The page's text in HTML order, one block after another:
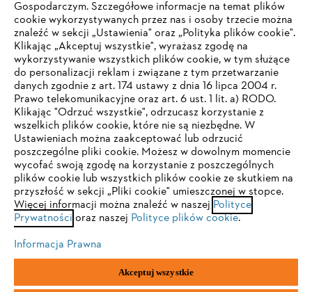
Firma
STIHL FAQ
Serwis
Polityka prywatności Wskazówki prawne Cookies
Informacje prawne
"ANDREAS STIHL" SP. Z O.O. z siedzibą w Sadach, 62-080 Tarnowo
TWOJA PRZEGLĄDARKA NIE JEST
OBSŁUGIWANA
Korzystasz z przeglądarki, której jeszcze nie obsługujemy. W
celu optymalnego korzystania z naszej strony zalecamy
przejście do jednej z następujących przeglądarek:
Firefox Chrome
Gospodarczym. Szczegółowe informacje na temat plików
cookie wykorzystywanych przez nas i osoby trzecie można
znaleźć w sekcji „Ustawienia" oraz „Polityka plików cookie".
Klikając „Akceptuj wszystkie", wyrażasz zgodę na
wykorzystywanie wszystkich plików cookie, w tym służące
do personalizacji reklam i związane z tym przetwarzanie
danych zgodnie z art. 174 ustawy z dnia 16 lipca 2004 r.
Prawo telekomunikacyjne oraz art. 6 ust. 1 lit. a) RODO.
Klikając "Odrzuć wszystkie", odrzucasz korzystanie z
wszelkich plików cookie, które nie są niezbędne. W
Ustawieniach można zaakceptować lub odrzucić
poszczególne pliki cookie. Możesz w dowolnym momencie
wycofać swoją zgodę na korzystanie z poszczególnych
plików cookie lub wszystkich plików cookie ze skutkiem na
przyszłość w sekcji „Pliki cookie" umieszczonej w stopce.
Więcej informacji można znaleźć w naszej Polityce
Prywatności oraz naszej Polityce plików cookie.
Informacja Prawna
Akceptuj wszystkie